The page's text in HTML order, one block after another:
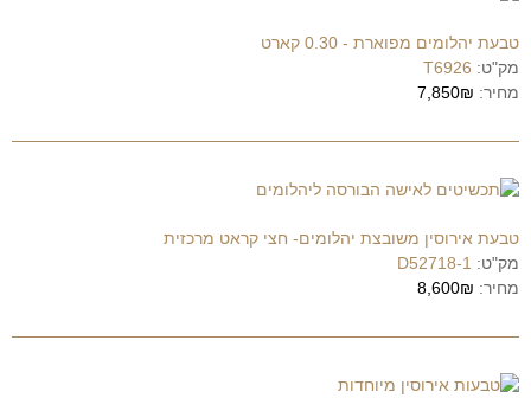
טבעת יהלומים מפוארת - 0.30 קארט
מק"ט: T6926
מחיר: 7,850₪
טבעת אירוסין משובצת יהלומים- חצי קראט מרכזית
מק"ט: D52718-1
מחיר: 8,600₪